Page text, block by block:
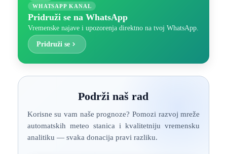
WHATSAPP KANAL
Pridruži se na WhatsApp
Vremenske najave i upozorenja direktno na tvoj WhatsApp.
Pridruži se
Podrži naš rad
Korisne su vam naše prognoze? Pomozi razvoj mreže
automatskih meteo stanica i kvalitetniju vremensku
analitiku — svaka donacija pravi razliku.